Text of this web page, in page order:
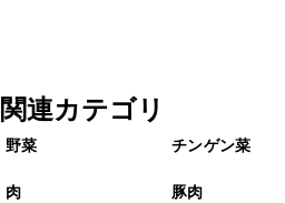
関連カテゴリ
野菜 チンゲン菜
肉 豚肉